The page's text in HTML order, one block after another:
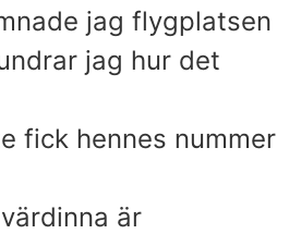
jag flygplatsen
jag hur det
fick hennes nummer
är